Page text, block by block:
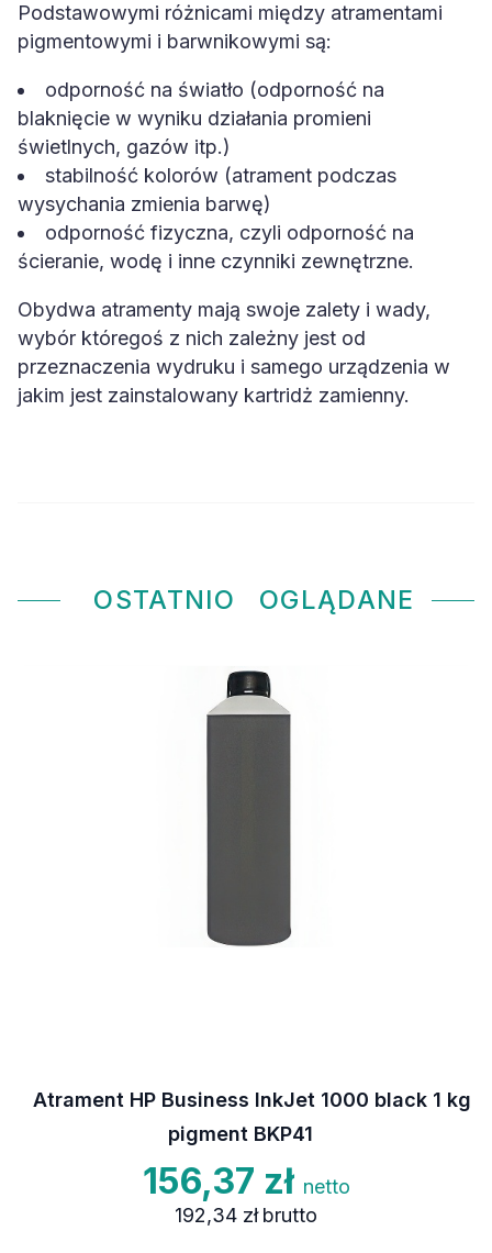
Podstawowymi różnicami między atramentami
pigmentowymi i barwnikowymi są:
odporność na światło (odporność na
blaknięcie w wyniku działania promieni
świetlnych, gazów itp.)
stabilność kolorów (atrament podczas
wysychania zmienia barwę)
odporność fizyczna, czyli odporność na
ścieranie, wodę i inne czynniki zewnętrzne.
Obydwa atramenty mają swoje zalety i wady,
wybór któregoś z nich zależny jest od
przeznaczenia wydruku i samego urządzenia w
jakim jest zainstalowany kartridż zamienny.
OSTATNIO OGLĄDANE
Atrament HP Business InkJet 1000 black 1 kg
pigment BKP41
156,37 zł netto
192,34 zł brutto